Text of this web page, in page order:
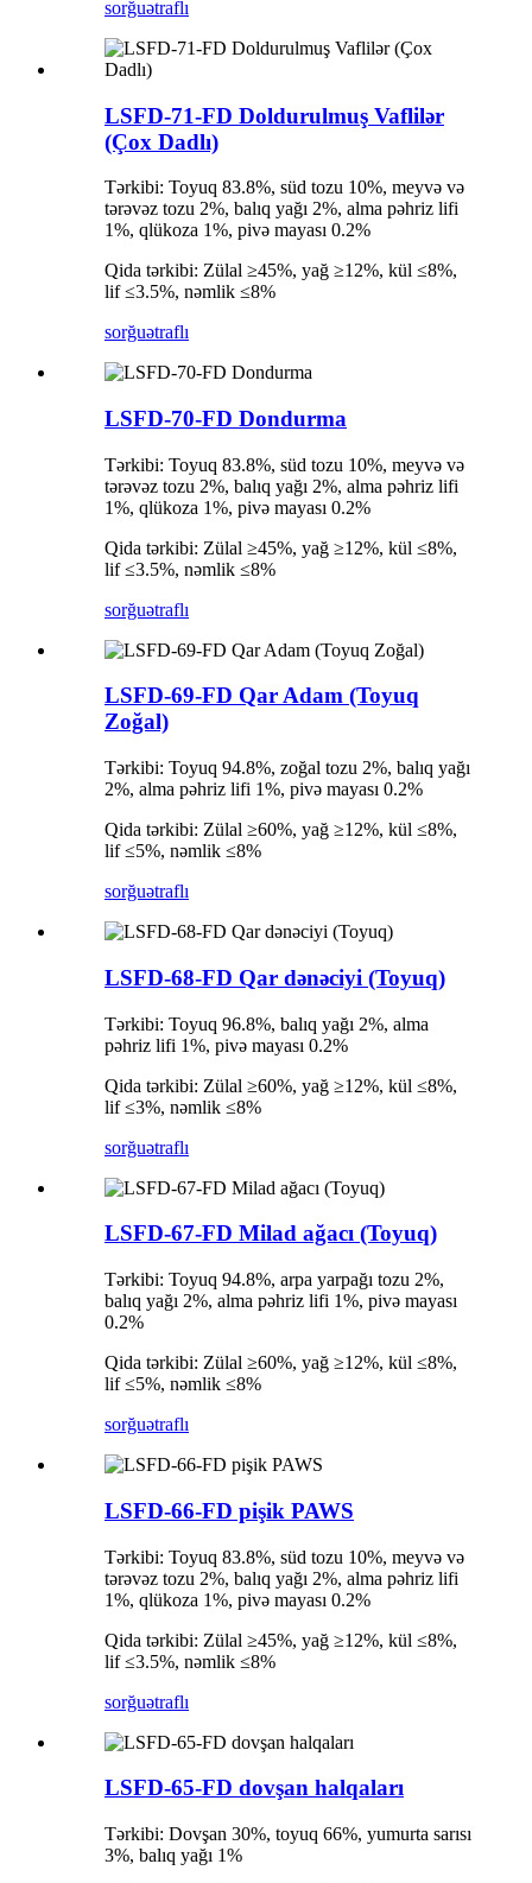
sorğuətraflı
LSFD-71-FD Doldurulmuş Vaflilər
(Çox Dadlı)
Tərkibi: Toyuq 83.8%, süd tozu 10%, meyvə və
tərəvəz tozu 2%, balıq yağı 2%, alma pəhriz lifi
1%, qlükoza 1%, pivə mayası 0.2%
Qida tərkibi: Zülal ≥45%, yağ ≥12%, kül ≤8%,
lif ≤3.5%, nəmlik ≤8%
sorğuətraflı
LSFD-70-FD Dondurma
Tərkibi: Toyuq 83.8%, süd tozu 10%, meyvə və
tərəvəz tozu 2%, balıq yağı 2%, alma pəhriz lifi
1%, qlükoza 1%, pivə mayası 0.2%
Qida tərkibi: Zülal ≥45%, yağ ≥12%, kül ≤8%,
lif ≤3.5%, nəmlik ≤8%
sorğuətraflı
LSFD-69-FD Qar Adam (Toyuq
Zoğal)
Tərkibi: Toyuq 94.8%, zoğal tozu 2%, balıq yağı
2%, alma pəhriz lifi 1%, pivə mayası 0.2%
Qida tərkibi: Zülal ≥60%, yağ ≥12%, kül ≤8%,
lif ≤5%, nəmlik ≤8%
sorğuətraflı
LSFD-68-FD Qar dənəciyi (Toyuq)
Tərkibi: Toyuq 96.8%, balıq yağı 2%, alma
pəhriz lifi 1%, pivə mayası 0.2%
Qida tərkibi: Zülal ≥60%, yağ ≥12%, kül ≤8%,
lif ≤3%, nəmlik ≤8%
sorğuətraflı
LSFD-67-FD Milad ağacı (Toyuq)
Tərkibi: Toyuq 94.8%, arpa yarpağı tozu 2%,
balıq yağı 2%, alma pəhriz lifi 1%, pivə mayası
0.2%
Qida tərkibi: Zülal ≥60%, yağ ≥12%, kül ≤8%,
lif ≤5%, nəmlik ≤8%
sorğuətraflı
LSFD-66-FD pişik PAWS
Tərkibi: Toyuq 83.8%, süd tozu 10%, meyvə və
tərəvəz tozu 2%, balıq yağı 2%, alma pəhriz lifi
1%, qlükoza 1%, pivə mayası 0.2%
Qida tərkibi: Zülal ≥45%, yağ ≥12%, kül ≤8%,
lif ≤3.5%, nəmlik ≤8%
sorğuətraflı
LSFD-65-FD dovşan halqaları
Tərkibi: Dovşan 30%, toyuq 66%, yumurta sarısı
3%, balıq yağı 1%